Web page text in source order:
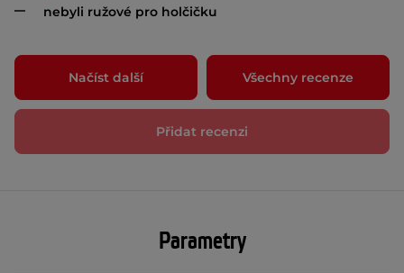
nebyli ružové pro holčičku
Načíst další Všechny recenze
Přidat recenzi
Parametry